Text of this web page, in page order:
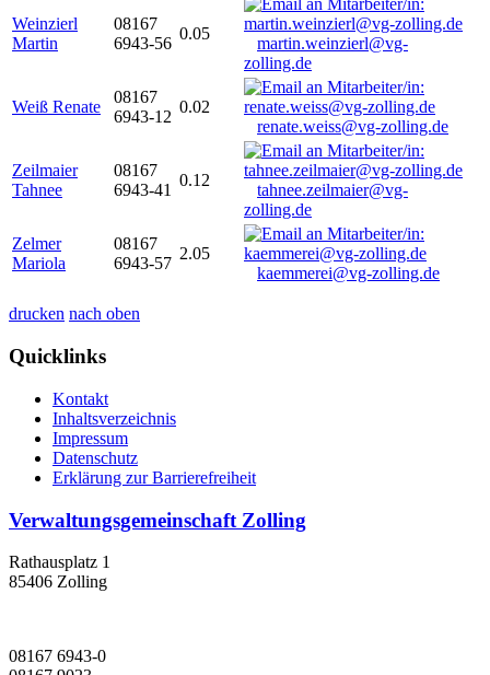
Weinzierl
Martin
08167
6943-56
0.05
martin.weinzierl@vg-
zolling.de
Weiß Renate
08167
6943-12
0.02
renate.weiss@vg-zolling.de
Zeilmaier
Tahnee
08167
6943-41
0.12
tahnee.zeilmaier@vg-
zolling.de
Zelmer
Mariola
08167
6943-57
2.05
kaemmerei@vg-zolling.de
drucken nach oben
Quicklinks
Kontakt
Inhaltsverzeichnis
Impressum
Datenschutz
Erklärung zur Barrierefreiheit
Verwaltungsgemeinschaft Zolling
Rathausplatz 1
85406 Zolling
08167 6943-0